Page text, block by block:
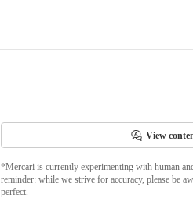
View
*Mercari is currently experimenting with human
reminder: while we strive for accuracy, please be
perfect.